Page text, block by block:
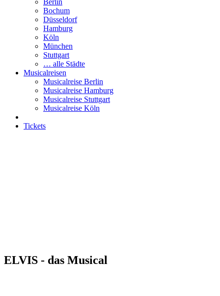
Berlin
Bochum
Düsseldorf
Hamburg
Köln
München
Stuttgart
… alle Städte
Musicalreisen
Musicalreise Berlin
Musicalreise Hamburg
Musicalreise Stuttgart
Musicalreise Köln
Tickets
ELVIS - das Musical